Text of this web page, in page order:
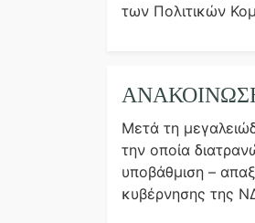
των Πολιτικών
Μετά τη
την οποία
υποβάθμιση –
κυβέρνησης της